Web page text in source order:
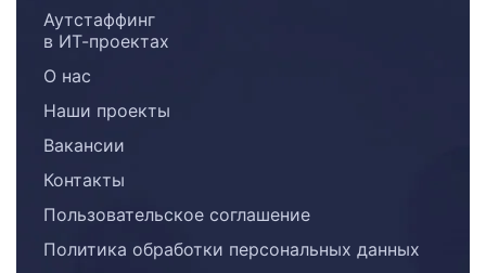
Аутстаффинг
в ИТ-проектах
О нас
Наши проекты
Вакансии
Контакты
Пользовательское соглашение
Политика обработки персональных данных